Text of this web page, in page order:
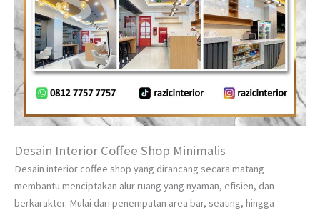
Desain Interior Coffee Shop Minimalis
Desain interior coffee shop yang dirancang secara matang
membantu menciptakan alur ruang yang nyaman, efisien, dan
berkarakter. Mulai dari penempatan area bar, seating, hingga